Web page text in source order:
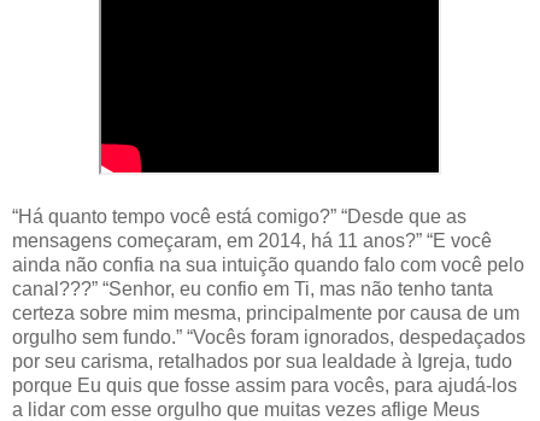
“Há quanto tempo você está comigo?” “Desde que as
mensagens começaram, em 2014, há 11 anos?” “E você
ainda não confia na sua intuição quando falo com você pelo
canal???” “Senhor, eu confio em Ti, mas não tenho tanta
certeza sobre mim mesma, principalmente por causa de um
orgulho sem fundo.” “Vocês foram ignorados, despedaçados
por seu carisma, retalhados por sua lealdade à Igreja, tudo
porque Eu quis que fosse assim para vocês, para ajudá-los
a lidar com esse orgulho que muitas vezes aflige Meus